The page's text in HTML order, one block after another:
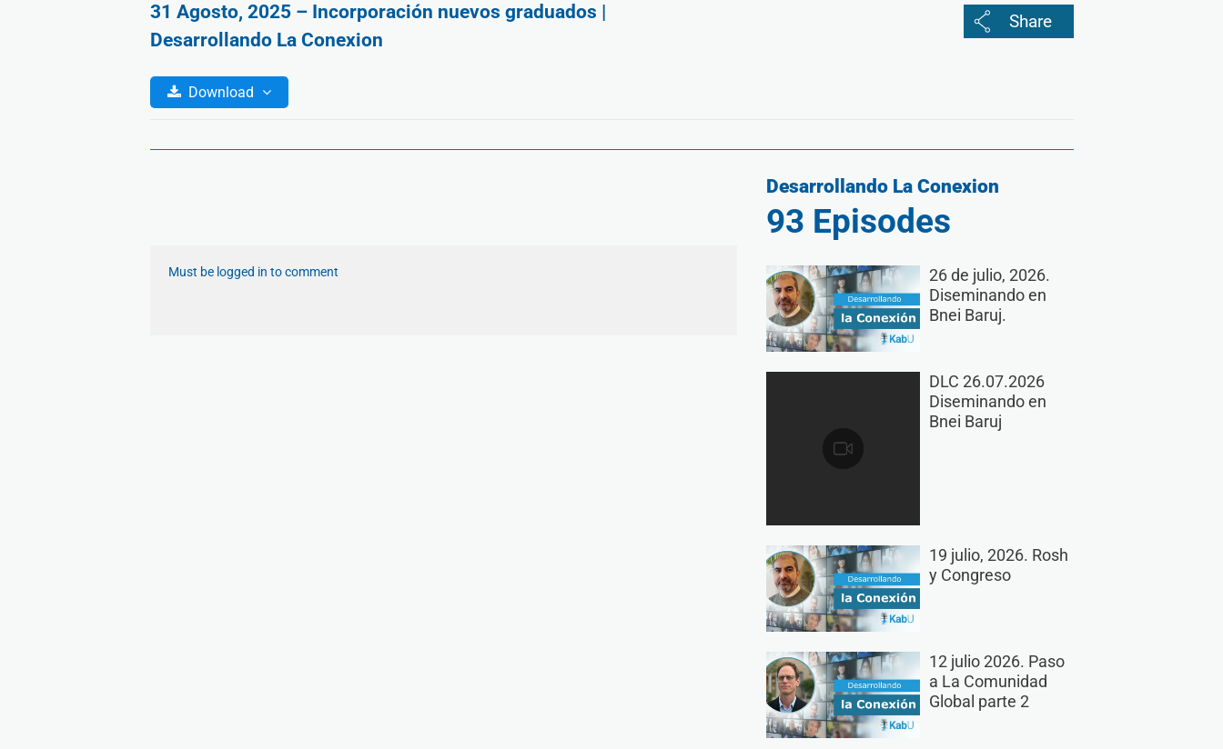
31 Agosto, 2025 – Incorporación nuevos graduados |
Desarrollando La Conexion
Download
Must be logged in to comment
Desarrollando La Conexion
93 Episodes
26 de julio, 2026.
Diseminando en
Bnei Baruj.
DLC 26.07.2026
Diseminando en
Bnei Baruj
19 julio, 2026. Rosh
y Congreso
12 julio 2026. Paso
a La Comunidad
Global parte 2